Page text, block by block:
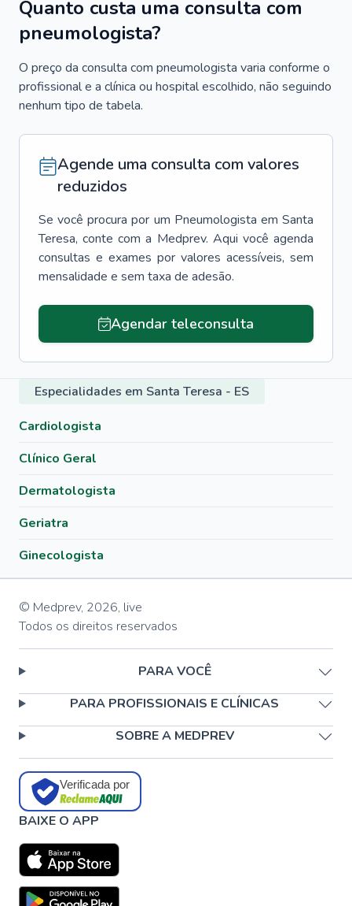
Quanto custa uma consulta com
pneumologista?
O preço da consulta com pneumologista varia conforme o
profissional e a clínica ou hospital escolhido, não seguindo
nenhum tipo de tabela.
Agende uma consulta com valores
reduzidos
Se você procura por um Pneumologista em Santa
Teresa, conte com a Medprev. Aqui você agenda
consultas e exames por valores acessíveis, sem
mensalidade e sem taxa de adesão.
Agendar teleconsulta
Especialidades em Santa Teresa - ES
Cardiologista
Clínico Geral
Dermatologista
Geriatra
Ginecologista
© Medprev, 2026, live
Todos os direitos reservados
PARA VOCÊ
PARA PROFISSIONAIS E CLÍNICAS
SOBRE A MEDPREV
Verificada por
BAIXE O APP